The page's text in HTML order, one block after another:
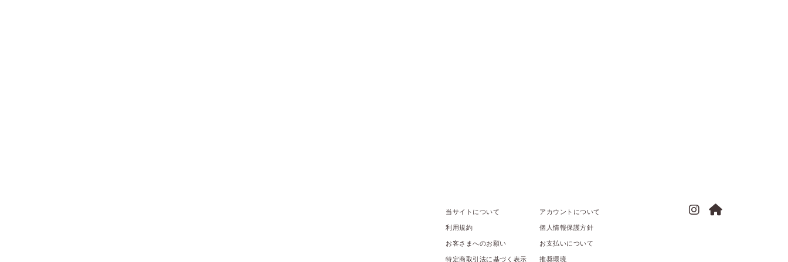
当サイトについて アカウントについて
利用規約 個人情報保護方針
お客さまへのお願い お支払いについて
特定商取引法に基づく表示 推奨環境